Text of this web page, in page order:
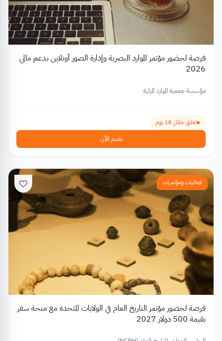
فرصة لحضور مؤتمر الموارد البصرية وإدارة الصور أونلاين بدعم مالي
2026
مؤسسة جمعية الموارد المرئية
تغلق خلال 18 يوم
تقدم الآن
فعاليات ومؤتمرات
فرصة لحضور مؤتمر التاريخ العام في الولايات المتحدة مع منحة سفر
بقيمة 500 دولار 2027